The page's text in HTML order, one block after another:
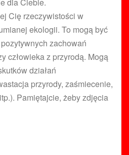
dla Ciebie.
Cię rzeczywistości w
ekologii. To mogą być
zachowań
człowieka z przyrodą. Mogą
działań
przyrody, zaśmiecenie,
Pamiętajcie, żeby zdjęcia